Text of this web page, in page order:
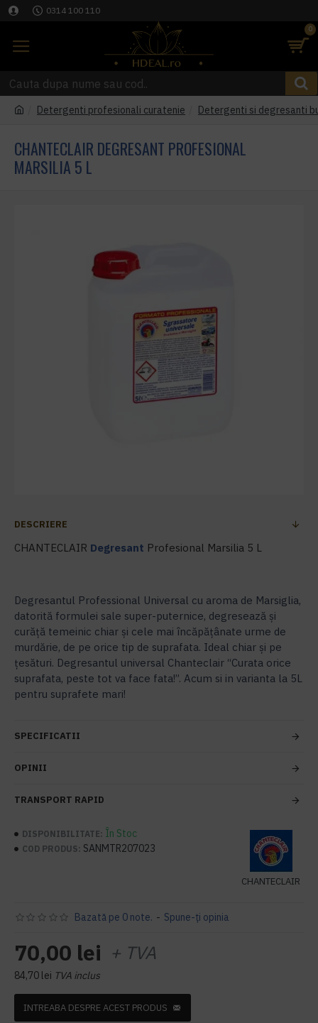
0314 100 110
0
Detergenti profesionali curatenie Detergenti si degresanti
CHANTECLAIR DEGRESANT PROFESIONAL
MARSILIA 5 L
DESCRIERE
CHANTECLAIR Degresant Profesional Marsilia 5 L
Degresantul Professional Universal cu aroma de Marsiglia,
datorită formulei sale super-puternice, degresează și
curăță temeinic chiar și cele mai încăpățânate urme de
murdărie, de pe orice tip de suprafata. Ideal chiar și pe
țesături. Degresantul universal Chanteclair “Curata orice
suprafata, peste tot va face fata!”. Acum si in varianta la 5L
pentru suprafete mari!
SPECIFICATII
OPINII
TRANSPORT RAPID
DISPONIBILITATE: În Stoc
COD PRODUS: SANMTR207023
CHANTECLAIR
Bazată pe 0 note. - Spune-ţi opinia
70,00 lei + TVA
84,70 lei TVA inclus
INTREABA DESPRE ACEST PRODUS